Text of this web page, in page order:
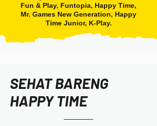
Fun & Play, Funtopia, Happy Time,
Mr. Games New Generation, Happy
Time Junior, K-Play.
SEHAT BARENG
HAPPY TIME